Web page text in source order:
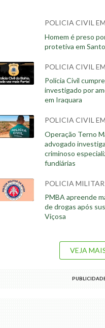
POLICIA CIVIL
Homem é preso
protetiva em
POLICIA CIVIL
Polícia Civil
investigado por
em Iraquara
POLICIA CIVIL
Operação Terno
advogado
criminoso
fundiárias
POLICIA
PMBA apreende
de drogas após
Viçosa
VEJA